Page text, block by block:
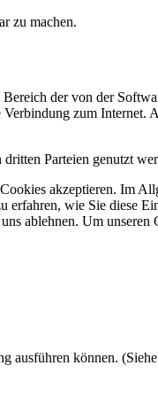
zu machen.
der von der
zum Internet.
Parteien genutzt
akzeptieren. Im
wie Sie diese
ablehnen. Um unseren
ausführen können.